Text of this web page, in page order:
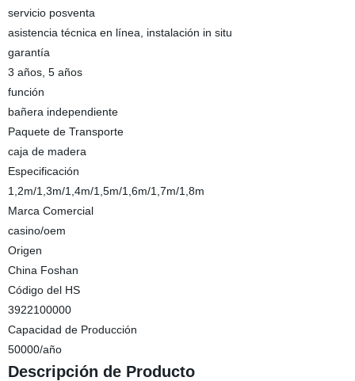
servicio posventa
asistencia técnica en línea, instalación in situ
garantía
3 años, 5 años
función
bañera independiente
Paquete de Transporte
caja de madera
Especificación
1,2m/1,3m/1,4m/1,5m/1,6m/1,7m/1,8m
Marca Comercial
casino/oem
Origen
China Foshan
Código del HS
3922100000
Capacidad de Producción
50000/año
Descripción de Producto